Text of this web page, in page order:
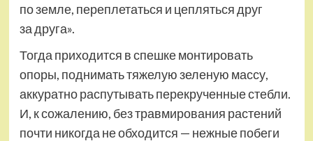
по земле, переплетаться и цепляться друг
за друга».
Тогда приходится в спешке монтировать
опоры, поднимать тяжелую зеленую массу,
аккуратно распутывать перекрученные стебли.
И, к сожалению, без травмирования растений
почти никогда не обходится — нежные побеги